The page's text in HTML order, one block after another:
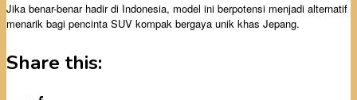
Jika benar-benar hadir di Indonesia, model ini berpotensi menjadi alternatif
menarik bagi pencinta SUV kompak bergaya unik khas Jepang.
Share this: